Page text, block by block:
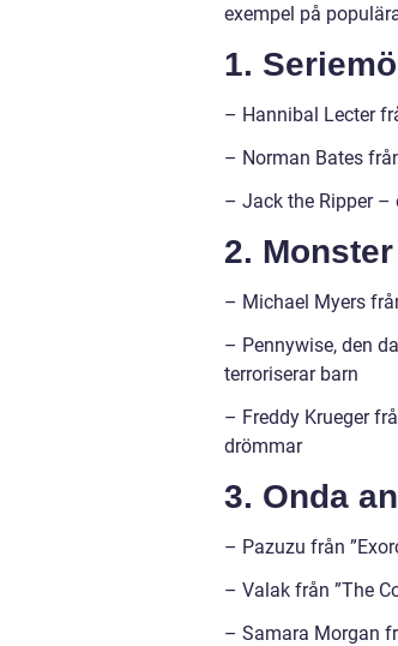
exempel på
1.
– Hannibal Lecter
– Norman Bates
– Jack the Ripper –
2.
– Michael Myers
– Pennywise, den
terroriserar barn
– Freddy Krueger
drömmar
3. Onda
– Pazuzu från
– Valak från ”The
– Samara Morgan